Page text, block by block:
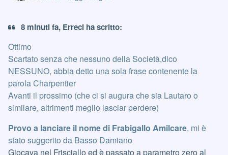
8 minuti fa, Erreci ha scritto:
Ottimo
Scartato senza che nessuno della Società,dico
NESSUNO, abbia detto una sola frase contenente la
parola Charpentier
Avanti il prossimo (che ci si augura che sia Lautaro o
similare, altrimenti meglio lasciar perdere)
Provo a lanciare il nome di Frabigallo Amilcare, mi è
stato suggerito da Basso Damiano
Giocava nel Frisciallo ed è passato a parametro zero al